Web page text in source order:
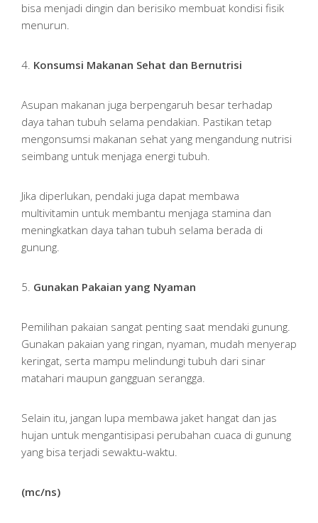
bisa menjadi dingin dan berisiko membuat kondisi fisik
menurun.
4. Konsumsi Makanan Sehat dan Bernutrisi
Asupan makanan juga berpengaruh besar terhadap
daya tahan tubuh selama pendakian. Pastikan tetap
mengonsumsi makanan sehat yang mengandung nutrisi
seimbang untuk menjaga energi tubuh.
Jika diperlukan, pendaki juga dapat membawa
multivitamin untuk membantu menjaga stamina dan
meningkatkan daya tahan tubuh selama berada di
gunung.
5. Gunakan Pakaian yang Nyaman
Pemilihan pakaian sangat penting saat mendaki gunung.
Gunakan pakaian yang ringan, nyaman, mudah menyerap
keringat, serta mampu melindungi tubuh dari sinar
matahari maupun gangguan serangga.
Selain itu, jangan lupa membawa jaket hangat dan jas
hujan untuk mengantisipasi perubahan cuaca di gunung
yang bisa terjadi sewaktu-waktu.
(mc/ns)